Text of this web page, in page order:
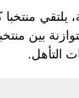
منتخبا
بين
التأهل.